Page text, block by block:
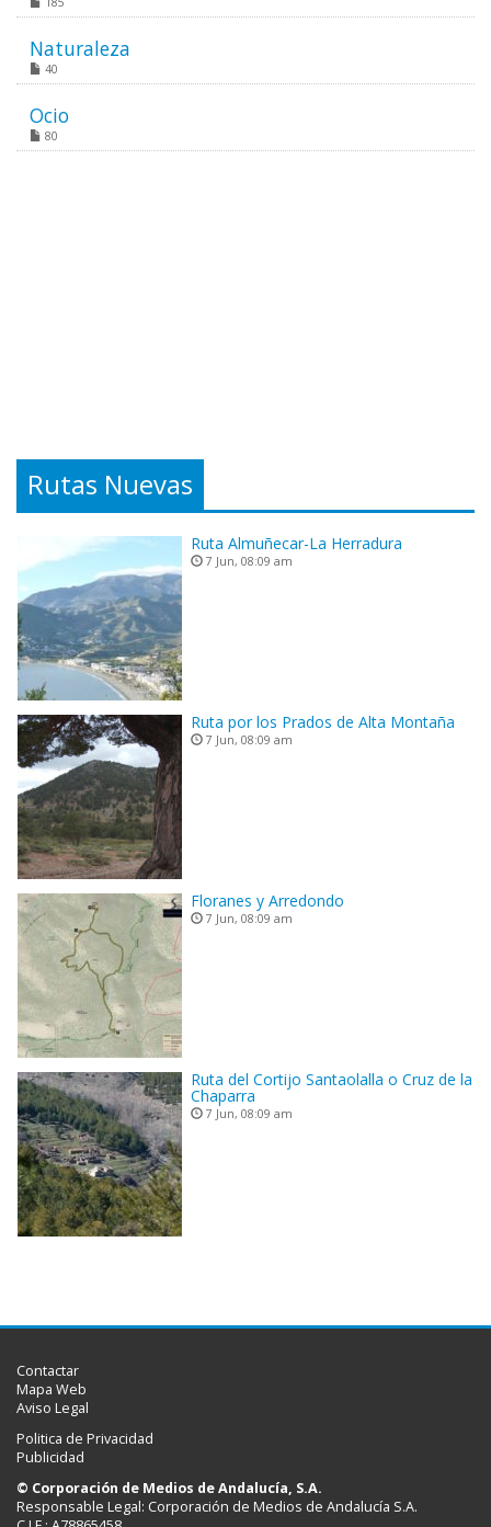
Naturaleza
40
Ocio
80
Rutas Nuevas
Ruta Almuñecar-La Herradura
7 Jun, 08:09 am
Ruta por los Prados de Alta Montaña
7 Jun, 08:09 am
Floranes y Arredondo
7 Jun, 08:09 am
Ruta del Cortijo Santaolalla o Cruz de la
Chaparra
7 Jun, 08:09 am
Contactar
Mapa Web
Aviso Legal
Politica de Privacidad
Publicidad
© Corporación de Medios de Andalucía, S.A.
Responsable Legal: Corporación de Medios de Andalucía S.A.